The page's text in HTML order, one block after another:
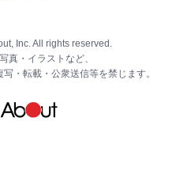
Inc. All rights reserved.
真・イラストなど、
・転載・公衆送信等を禁じます。